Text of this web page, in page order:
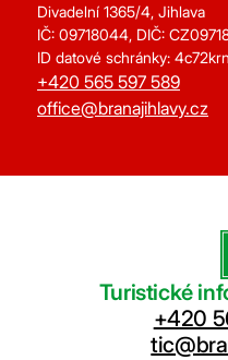
Divadelní 1365/4, Jihlava
IČ: 09718044, DIČ:
ID datové schránky: 4c72krn
+420 565 597 589
office@branajihlavy.cz
Turistické
+420